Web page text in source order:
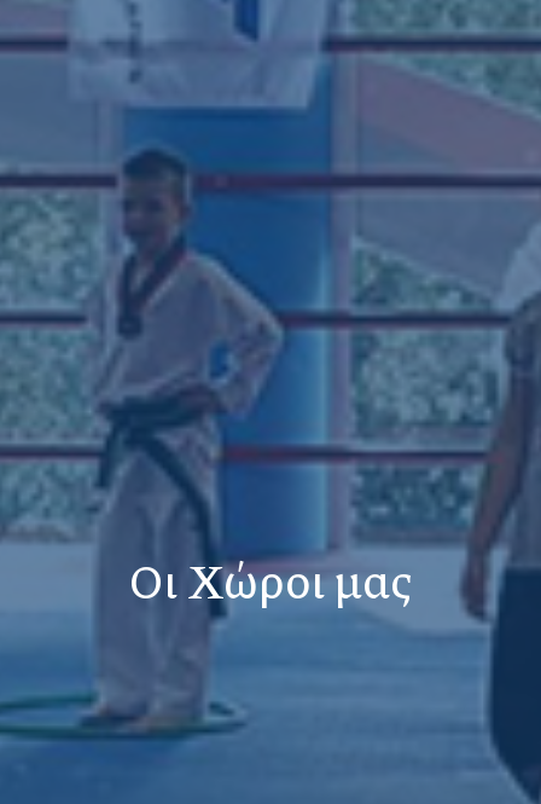
Οι Χώροι μας